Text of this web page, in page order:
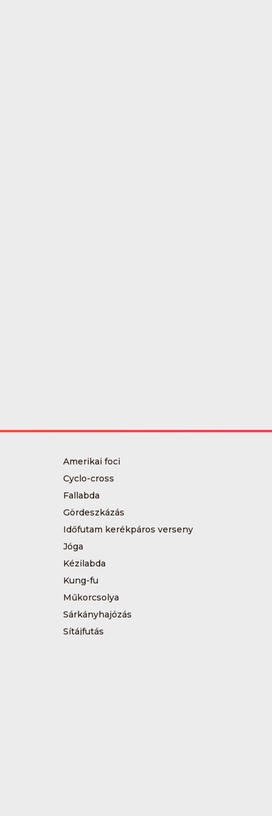
Amerikai foci
Cyclo-cross
Fallabda
Gördeszkázás
Időfutam kerékpáros verseny
Jóga
Kézilabda
Kung-fu
Műkorcsolya
Sárkányhajózás
Sítájfutás